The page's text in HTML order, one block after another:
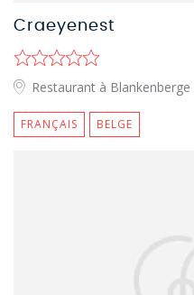
Craeyenest
Restaurant à Blankenberge
FRANÇAIS BELGE